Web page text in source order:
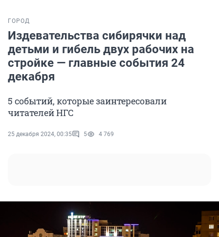
ГОРОД
Издевательства сибирячки над
детьми и гибель двух рабочих на
стройке — главные события 24
декабря
5 событий, которые заинтересовали
читателей НГС
25 декабря 2024, 00:35 5 4 769